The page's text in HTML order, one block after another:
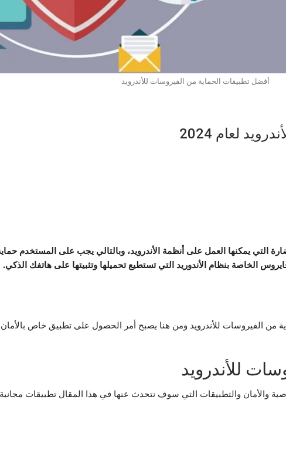
أفضل تطبيقات الحماية من الفيروسات للأندرويد
لعام 2024
التي يمكنها العمل على أنظمة الأندرويد، وبالتالي يجب على المستخدم
الخاصة بنظام الأندوريد التي تستطيع تحميلها وتثبيتها على هاتفك الذكي.
الفيروسات للأندرويد ومن هنا يصبح أمر الحصول على تطبيق خاص
للأندرويد
والتطبيقات التي سوف نتحدث عنها في هذا المقال تطبيقات